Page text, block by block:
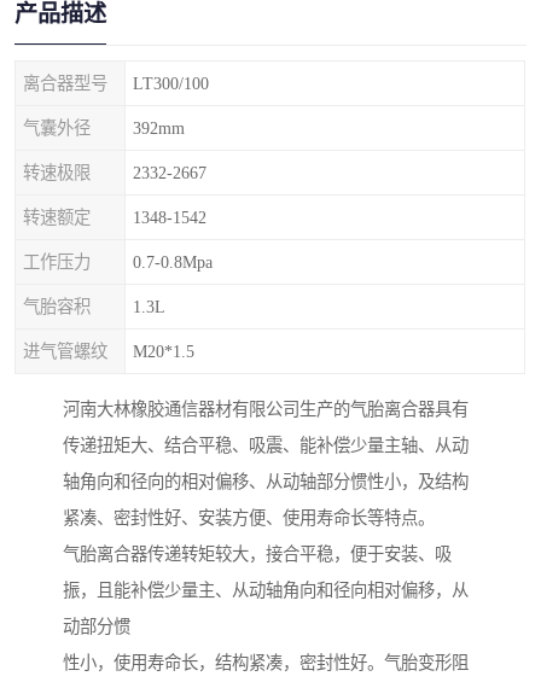
产品描述
离合器型号 LT300/100
气囊外径 392mm
转速极限 2332-2667
转速额定 1348-1542
工作压力 0.7-0.8Mpa
气胎容积 1.3L
进气管螺纹 M20*1.5
河南大林橡胶通信器材有限公司生产的气胎离合器具有
传递扭矩大、结合平稳、吸震、能补偿少量主轴、从动
轴角向和径向的相对偏移、从动轴部分惯性小，及结构
紧凑、密封性好、安装方便、使用寿命长等特点。
气胎离合器传递转矩较大，接合平稳，便于安装、吸
振，且能补偿少量主、从动轴角向和径向相对偏移，从
动部分惯
性小，使用寿命长，结构紧凑，密封性好。气胎变形阻